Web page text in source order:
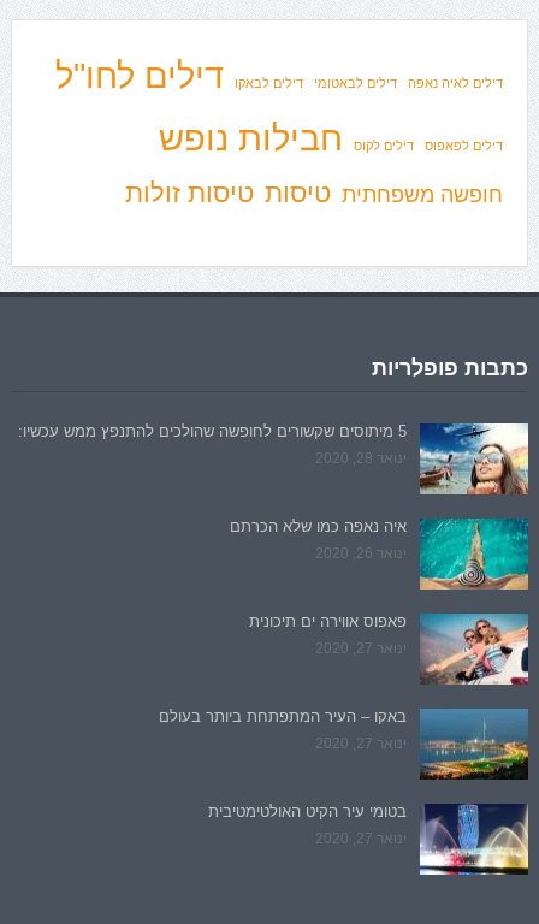
דילים לאיה נאפה דילים לבאטומי דילים לבאקו דילים לחו"ל
דילים לפאפוס דילים לקוס חבילות נופש
חופשה משפחתית טיסות טיסות זולות
כתבות פופלריות
5 מיתוסים שקשורים לחופשה שהולכים להתנפץ ממש עכשיו:
ינואר 28, 2020
איה נאפה כמו שלא הכרתם
ינואר 26, 2020
פאפוס אווירה ים תיכונית
ינואר 27, 2020
באקו – העיר המתפתחת ביותר בעולם
ינואר 27, 2020
בטומי עיר הקיט האולטימטיבית
ינואר 27, 2020